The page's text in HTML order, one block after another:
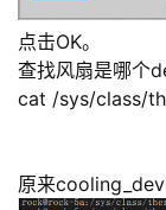
点击OK。
查找风扇是哪个
cat /sys/class/
原来